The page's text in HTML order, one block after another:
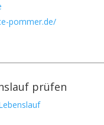
pommer.de/
prüfen